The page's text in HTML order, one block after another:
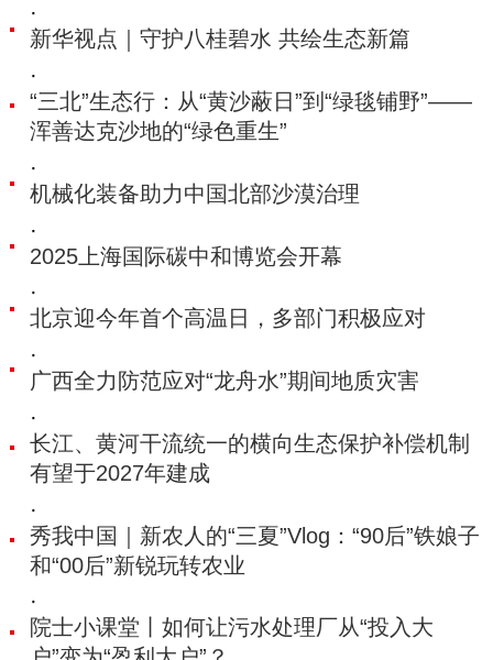
·
新华视点｜守护八桂碧水 共绘生态新篇
·
“三北”生态行：从“黄沙蔽日”到“绿毯铺野”——
浑善达克沙地的“绿色重生”
·
机械化装备助力中国北部沙漠治理
·
2025上海国际碳中和博览会开幕
·
北京迎今年首个高温日，多部门积极应对
·
广西全力防范应对“龙舟水”期间地质灾害
·
长江、黄河干流统一的横向生态保护补偿机制
有望于2027年建成
·
秀我中国｜新农人的“三夏”Vlog：“90后”铁娘子
和“00后”新锐玩转农业
·
院士小课堂丨如何让污水处理厂从“投入大